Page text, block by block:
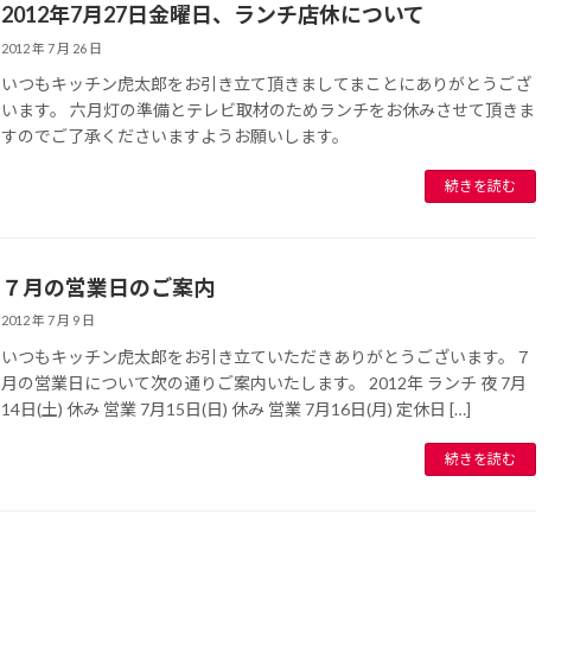
2012年7月27日金曜日、ランチ店休について
2012 年 7 月 26 日
いつもキッチン虎太郎をお引き立て頂きましてまことにありがとうござ
います。 六月灯の準備とテレビ取材のためランチをお休みさせて頂きま
すのでご了承くださいますようお願いします。
続きを読む
７月の営業日のご案内
2012 年 7 月 9 日
いつもキッチン虎太郎をお引き立ていただきありがとうございます。７
月の営業日について次の通りご案内いたします。 2012年 ランチ 夜 7月
14日(土) 休み 営業 7月15日(日) 休み 営業 7月16日(月) 定休日 […]
続きを読む